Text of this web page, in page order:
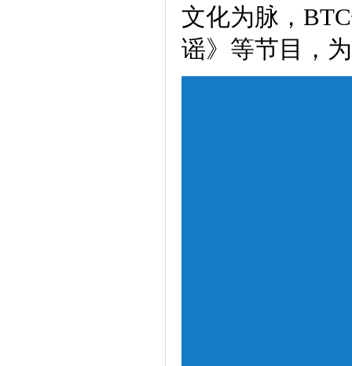
文化为脉，
谣》等节目，